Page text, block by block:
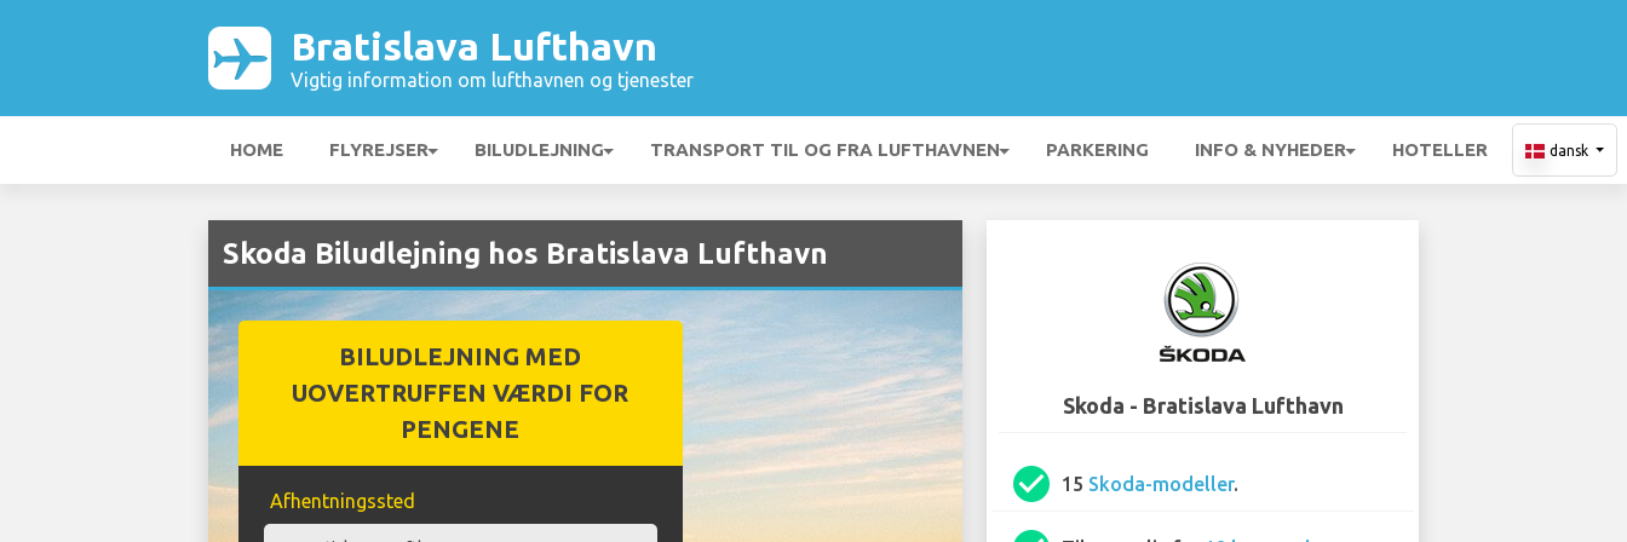
Bratislava Lufthavn
Vigtig information om lufthavnen og tjenester
HOME FLYREJSER BILUDLEJNING TRANSPORT TIL OG FRA LUFTHAVNEN PARKERING INFO & NYHEDER HOTELLER dansk
Skoda Biludlejning hos Bratislava Lufthavn
BILUDLEJNING MED
UOVERTRUFFEN VÆRDI FOR
PENGENE
Afhentningssted
Skoda - Bratislava Lufthavn
check_circle 15 Skoda-modeller.